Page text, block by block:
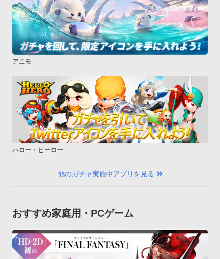
アニモ
ハロー・ヒーロー
他のガチャ実施中アプリを見る
おすすめ家庭用・PCゲーム